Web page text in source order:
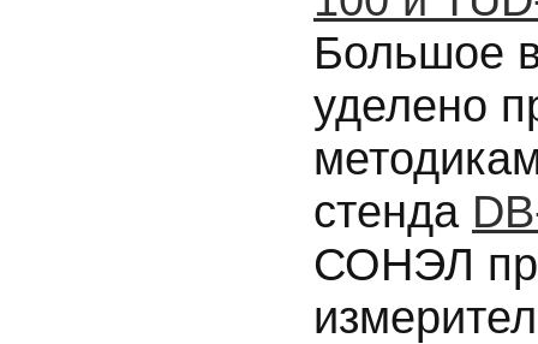
Большое
уделено
стенда
СОНЭЛ